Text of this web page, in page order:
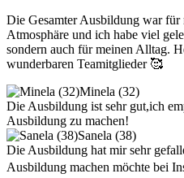
Die Gesamter Ausbildung war für
Atmosphäre und ich habe viel
sondern auch für meinen Alltag.
wunderbaren Teamitglieder 🥰
Minela (32)
Die Ausbildung ist sehr gut,ich
Ausbildung zu machen!
Sanela (38)
Die Ausbildung hat mir sehr
Ausbildung machen möchte bei